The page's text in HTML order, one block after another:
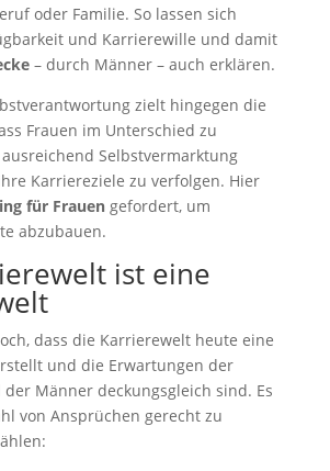
oder Familie. So lassen sich
und Karrierewille und damit
– durch Männer – auch erklären.
zielt hingegen die
Frauen im Unterschied zu
Selbstvermarktung
Karriereziele zu verfolgen. Hier
für Frauengefordert, um
abzubauen.
ist eine
dass die Karrierewelt heute eine
und die Erwartungen der
Männer deckungsgleich sind. Es
von Ansprüchen gerecht zu